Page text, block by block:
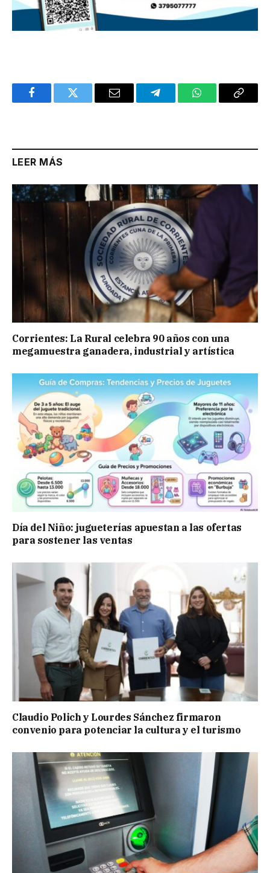
FacebookTwitter Email TelegramWhatsAppCopy
LEER MÁS
Corrientes: La Rural celebra 90 años con una
megamuestra ganadera, industrial y artística
Día del Niño: jugueterías apuestan a las ofertas
para sostener las ventas
Claudio Polich y Lourdes Sánchez firmaron
convenio para potenciar la cultura y el turismo